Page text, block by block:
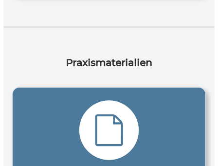
Praxismaterialien